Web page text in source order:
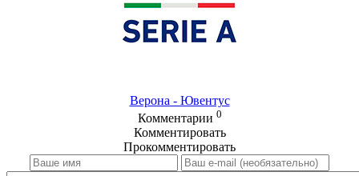
Верона - Ювентус
Комментарии 0
Комментировать
Прокомментировать